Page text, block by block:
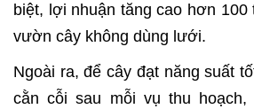
biệt, lợi nhuận tăng cao hơn
vườn cây không dùng lưới.
Ngoài ra, để cây đạt năng suất
cằn cỗi sau mỗi vụ thu hoạch,